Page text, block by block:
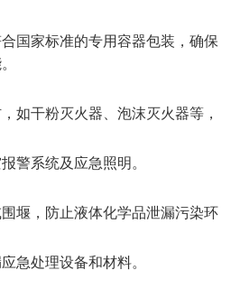
国家标准的专用容器包装，确保
如干粉灭火器、泡沫灭火器等，
警系统及应急照明。
堰，防止液体化学品泄漏污染环
急处理设备和材料。